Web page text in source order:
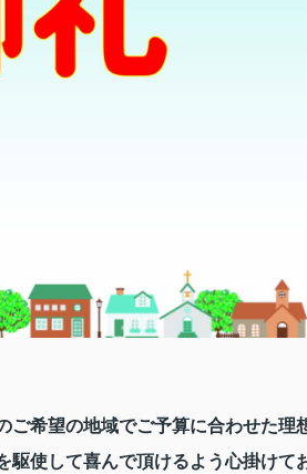
ご希望の地域でご予算に合わせた理
駆使して喜んで頂けるよう心掛けて